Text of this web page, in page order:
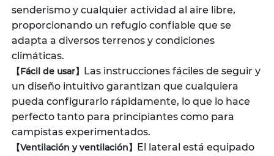
senderismo y cualquier actividad al aire libre,
proporcionando un refugio confiable que se
adapta a diversos terrenos y condiciones
climáticas.
【Fácil de usar】
Las instrucciones fáciles de seguir y
un diseño intuitivo garantizan que cualquiera
pueda configurarlo rápidamente, lo que lo hace
perfecto tanto para principiantes como para
campistas experimentados.
【Ventilación y ventilación】
El lateral está equipado